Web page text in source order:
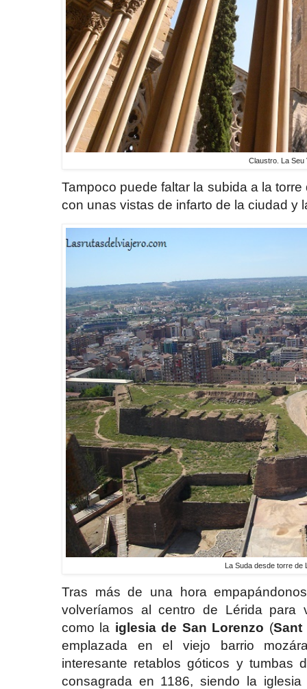
Claustro. La Seu
Tampoco puede faltar la subida a la
con unas vistas de infarto de la ciudad y
La Suda desde torre de
Tras más de una hora
volveríamos al centro de Lérida para
como la iglesia de San Lorenzo (Sant
emplazada en el viejo barrio
interesante retablos góticos y tumbas
consagrada en 1186, siendo la